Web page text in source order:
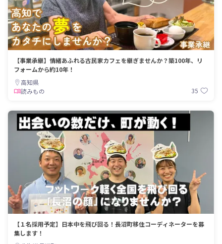
【事業承継】情緒あふれる古民家カフェを継ぎませんか？築100年、リ
フォームから約10年！
高知県
読みもの
35
【１名採用予定】日本中を飛び回る！長沼町移住コーディネーターを募
集します！